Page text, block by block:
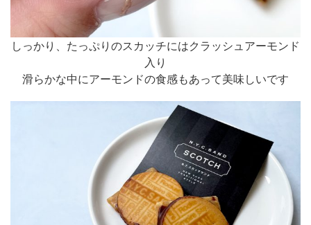
しっかり、たっぷりのスカッチにはクラッシュアーモンド
入り
滑らかな中にアーモンドの食感もあって美味しいです